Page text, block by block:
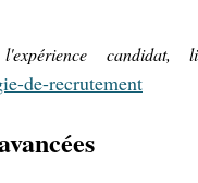
de-recrutement